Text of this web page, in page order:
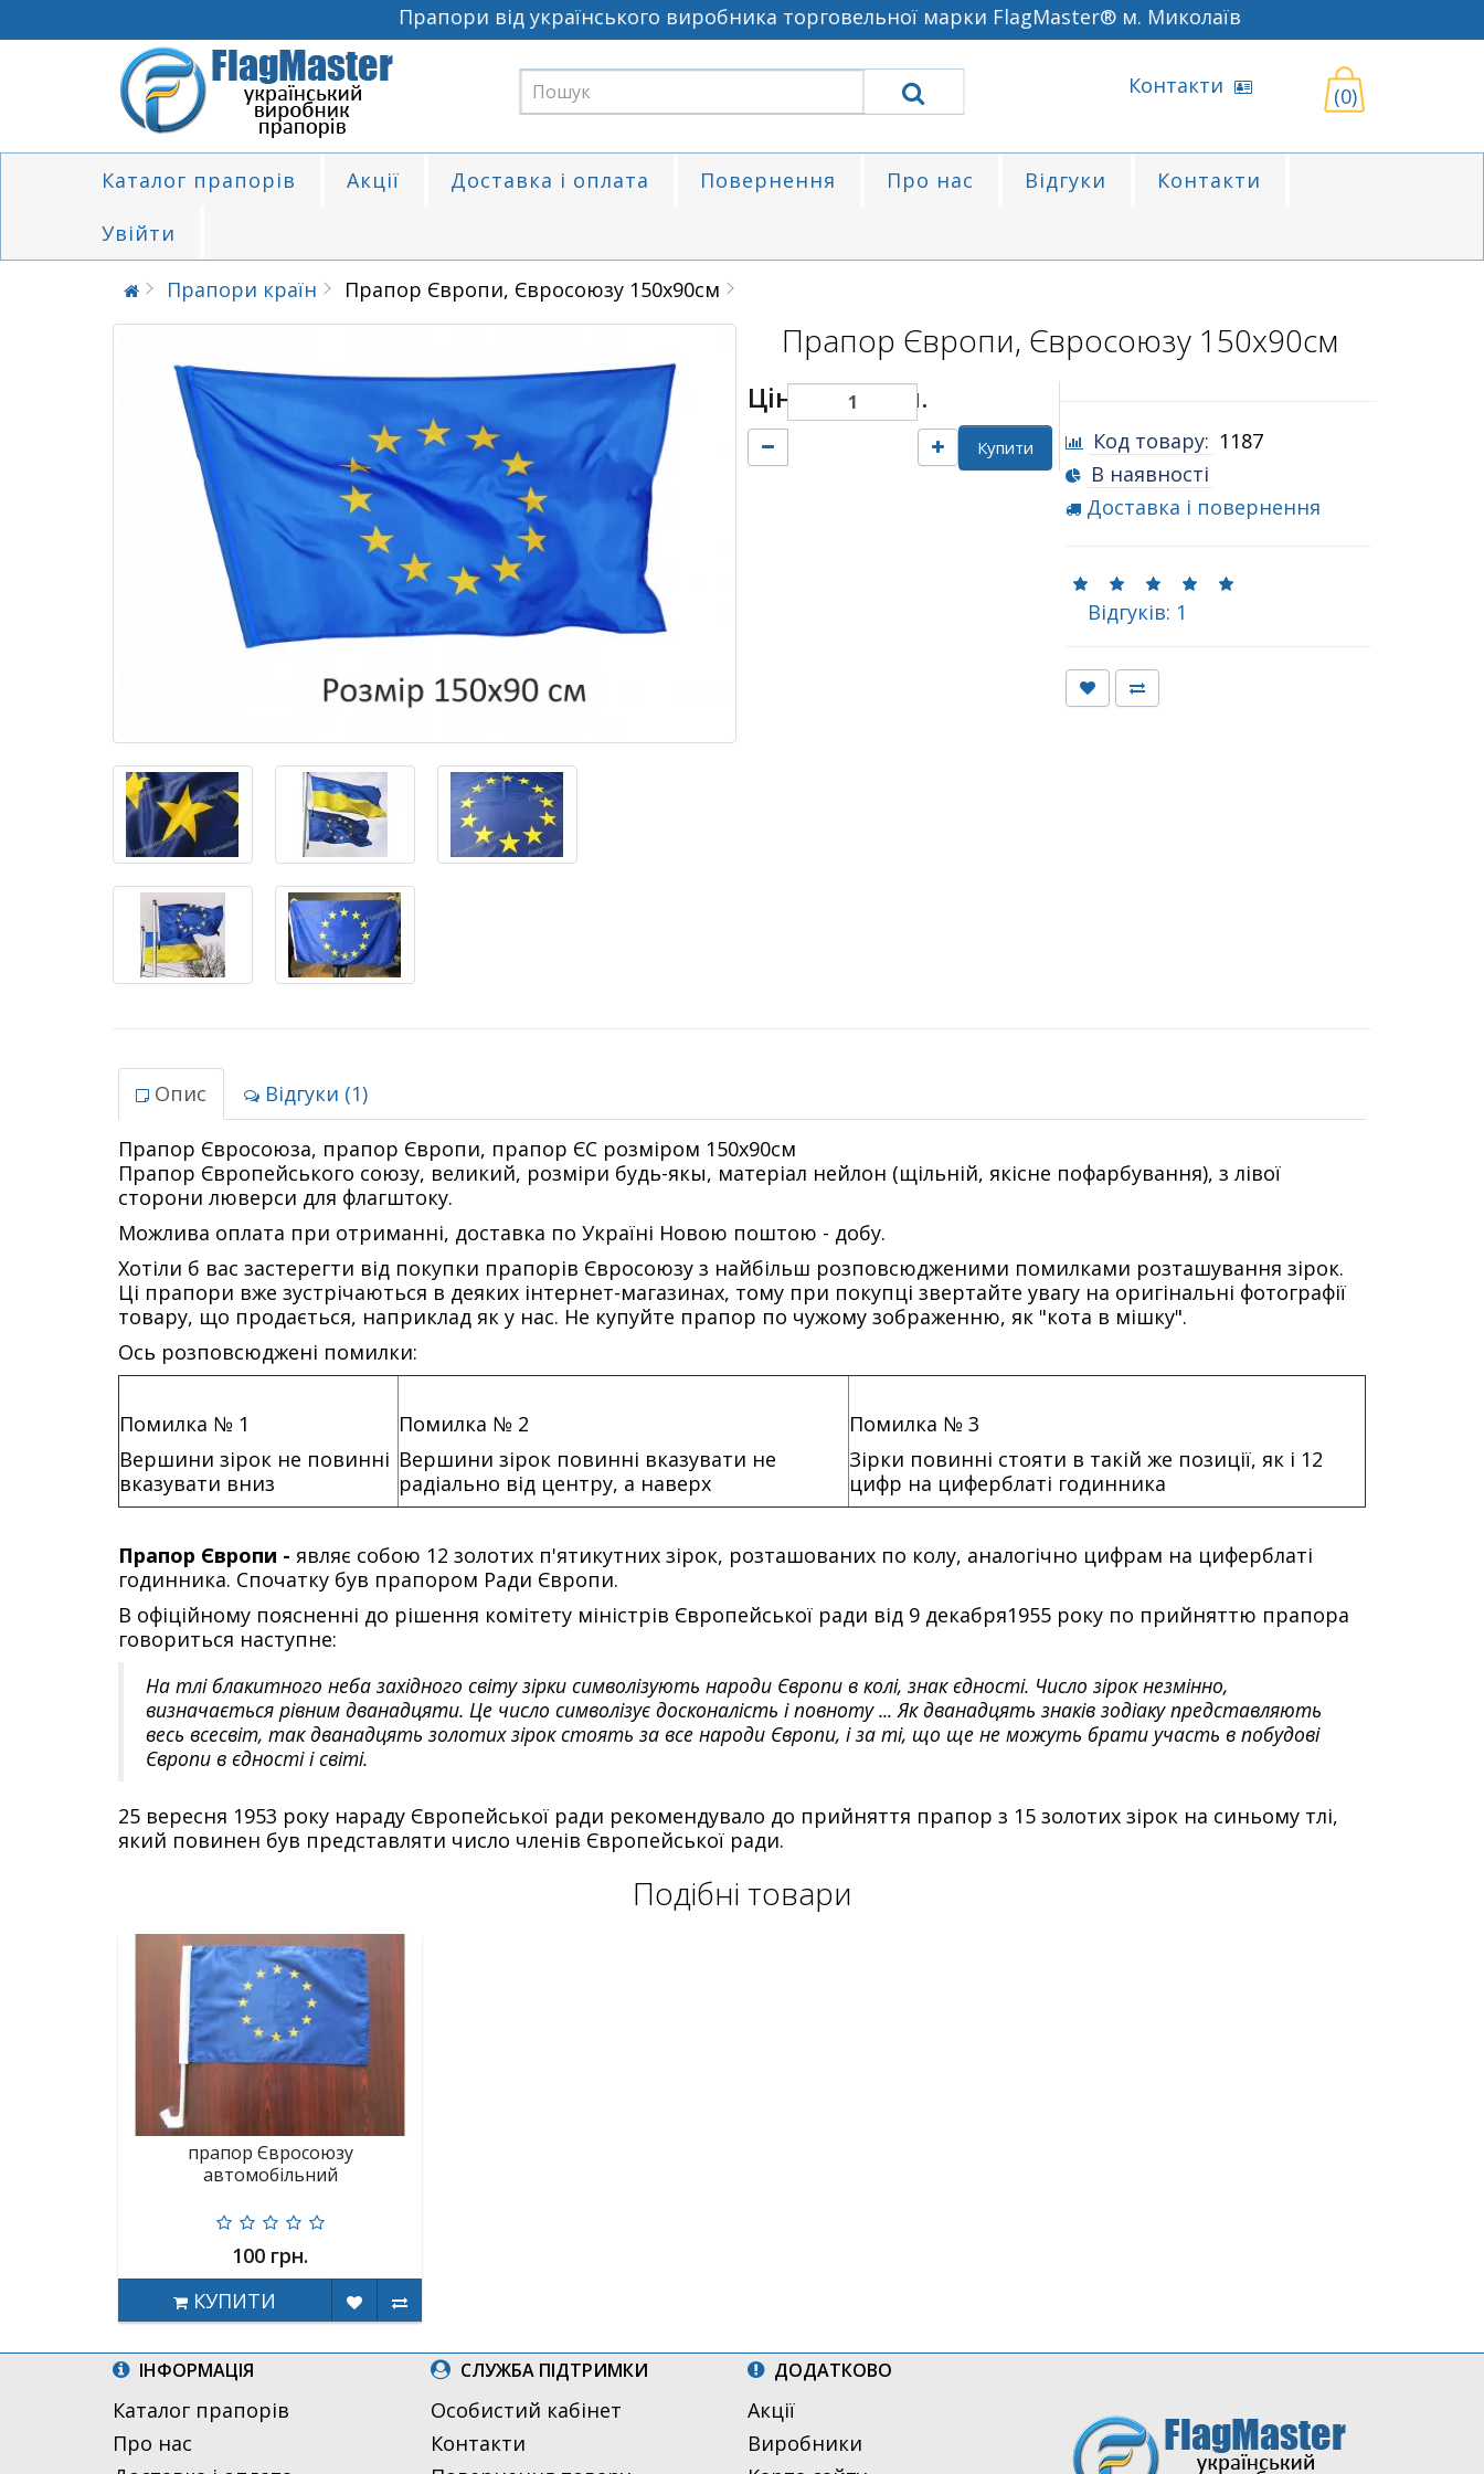
Прапори від українського виробника торговельної марки FlagMaster® м. Миколаїв
Контакти (0)
Каталог прапорів Акції Доставка і оплата Повернення Про нас Відгуки
Контакти
Увійти
Прапори країн Прапор Європи, Євросоюзу 150х90см
Прапор Європи, Євросоюзу 150х90см
Ціна:380 грн.
Купити Код товару: 1187
В наявності
Доставка і повернення
Відгуків: 1
Опис Відгуки (1)
Прапор Євросоюза, прапор Європи, прапор ЄС розміром 150х90см
Прапор Європейського союзу, великий, розміри будь-якы, матеріал нейлон (щільній, якісне пофарбування), з лівої
сторони люверси для флагштоку.
Можлива оплата при отриманні, доставка по Україні Новою поштою - добу.
Хотіли б вас застерегти від покупки прапорів Євросоюзу з найбільш розповсюдженими помилками розташування зірок.
Ці прапори вже зустрічаються в деяких інтернет-магазинах, тому при покупці звертайте увагу на оригінальні фотографії
товару, що продається, наприклад як у нас. Не купуйте прапор по чужому зображенню, як "кота в мішку".
Ось розповсюджені помилки:
Помилка № 1
Вершини зірок не повинні
вказувати вниз
Помилка № 2
Вершини зірок повинні вказувати не
радіально від центру, а наверх
Помилка № 3
Зірки повинні стояти в такій же позиції, як і 12
цифр на циферблаті годинника
Прапор Європи - являє собою 12 золотих п'ятикутних зірок, розташованих по колу, аналогічно цифрам на циферблаті
годинника. Спочатку був прапором Ради Європи.
В офіційному поясненні до рішення комітету міністрів Європейської ради від 9 декабря1955 року по прийняттю прапора
говориться наступне:
На тлі блакитного неба західного світу зірки символізують народи Європи в колі, знак єдності. Число зірок незмінно,
визначається рівним дванадцяти. Це число символізує досконалість і повноту ... Як дванадцять знаків зодіаку представляють
весь всесвіт, так дванадцять золотих зірок стоять за все народи Європи, і за ті, що ще не можуть брати участь в побудові
Європи в єдності і світі.
25 вересня 1953 року нараду Європейської ради рекомендувало до прийняття прапор з 15 золотих зірок на синьому тлі,
який повинен був представляти число членів Європейської ради.
Подібні товари
прапор Євросоюзу
автомобільний
100 грн.
КУПИТИ
ІНФОРМАЦІЯ
Каталог прапорів
Про нас
СЛУЖБА ПІДТРИМКИ
Особистий кабінет
Контакти
ДОДАТКОВО
Акції
Виробники